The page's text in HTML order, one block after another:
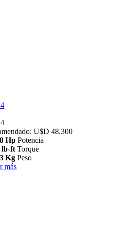
U$D 48.300
Hp Potencia
lb-ft Torque
Kg Peso
más